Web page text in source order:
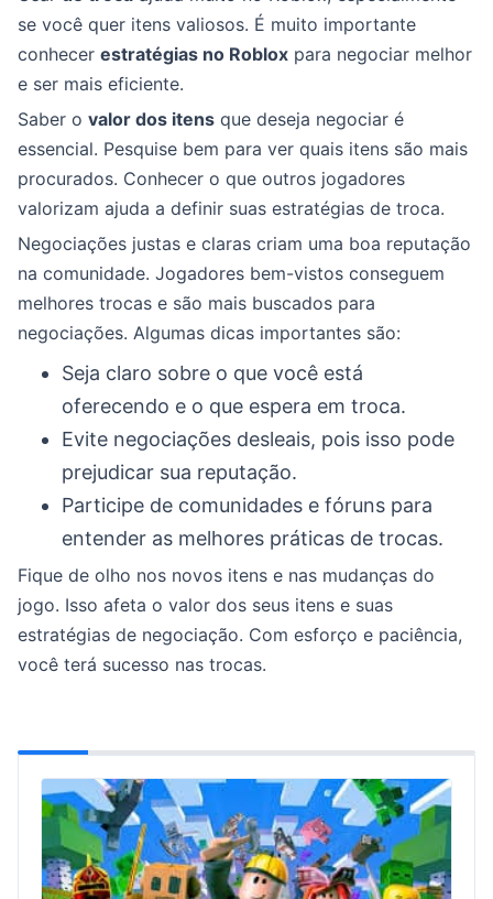
se você quer itens valiosos. É muito importante
conhecer estratégias no Roblox para negociar melhor
e ser mais eficiente.
Saber o valor dos itens que deseja negociar é
essencial. Pesquise bem para ver quais itens são mais
procurados. Conhecer o que outros jogadores
valorizam ajuda a definir suas estratégias de troca.
Negociações justas e claras criam uma boa reputação
na comunidade. Jogadores bem-vistos conseguem
melhores trocas e são mais buscados para
negociações. Algumas dicas importantes são:
Seja claro sobre o que você está
oferecendo e o que espera em troca.
Evite negociações desleais, pois isso pode
prejudicar sua reputação.
Participe de comunidades e fóruns para
entender as melhores práticas de trocas.
Fique de olho nos novos itens e nas mudanças do
jogo. Isso afeta o valor dos seus itens e suas
estratégias de negociação. Com esforço e paciência,
você terá sucesso nas trocas.